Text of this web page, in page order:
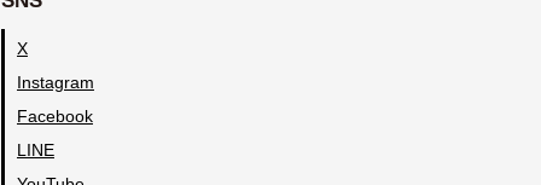
X
Instagram
Facebook
LINE